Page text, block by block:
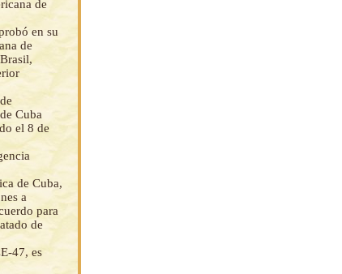
de
en su
de
Cuba
el 8 de
de Cuba,
a
para
de
47, es